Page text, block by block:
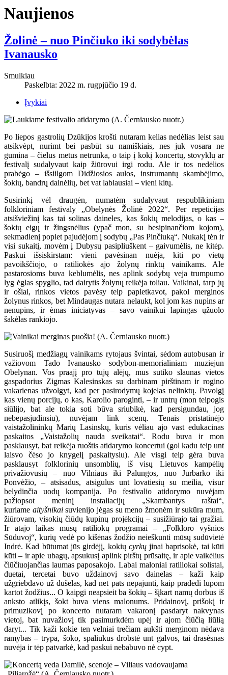
Naujienos
Žolinė – nuo Pinčiuko iki sodybėlas
Ivanausko
Smulkiau
Paskelbta: 2022 m. rugpjūčio 19 d.
Įvykiai
Po liepos gastrolių Dzūkijos krošti nutaram kelias nedėlias leist sau
atsikvėpt, nurimt bei pasbūt su namiškiais, nes juk vosara ne
gumina – čielus metus netrunka, o taip į kokį koncertų, stovyklų ar
festivalį sudalyvaut kaip žiūrovui irgi rodu. Ale ir tos nedėlios
prabėgo – išsiilgom Didžiosios aulos, instrumantų skambėjimo,
šokių, bandrų dainėlių, bet vat labiausiai – vieni kitų.
Susirinkį vėl draugėn, numatėm sudalyvaut respublikiniam
folkloriniam festivaly „Obelynės Žolinė 2022“. Per repeticijas
atsišviežinį kas tai solinas daineles, kas šokių melodijas, o kas –
šokių eigų ir žingsnėlius (ypač mon, su besipinančiom kojom),
sekmadienį popiet pajudėjom į sodybų „Pas Pinčiuką“. Nukakį tėn ir
visi sukaitį, movėm į Dubysų pasipliuškent – gaivumėlis, ne kitėp.
Paskui išsiskirstam: vieni pavėsinan nuėja, kiti po vietų
pavoikščiojo, o ratiliokės ajo žolynų rinktų vainikams. Ale
pastarosioms buva keblumėlis, nes aplink sodybų veja trumpumo
lyg ėglas spyglio, tad dairytis žolynų reikėja toliau. Vaikinai, tarp jų
ir ošiai, rinkos vietos pavėsy teip papletkavot, pakol merginos
žolynus rinkos, bet Mindaugas nutara nelaukt, kol jom kas nupins ar
nenupins, ir ėmas iniciatyvas – savo vainikui lapingas ųžuolo
šakėlas rankiojo.
Susiruošį medžiagų vainikams rytojaus švintai, sėdom autobusan ir
važiovom Tado Ivanausko sodybon-memorialiniam muziejun
Obelynan. Vos praajį pro tujų alėjų, mus sutiko slaunas vietos
gaspadorius Zigmas Kalesinskas su darbinam pirštinam ir rogino
vakarienas užvolgyt, kad per pasirodymų kojelas nelinktų. Pavolgį
kas vienų porcijų, o kas, Karolio paroginti, – ir untrų (mon teipogis
siūlijo, bat ale tokia soti būva sriubikė, kad persigundau, jog
nebepasjudinsiu), nuvėjam link scenų. Tenais pristatinėjo
vaistažolininkų Marių Lasinskų, kuris vėliau ajo vast edukacinas
paskaitos „Vaistažolių nauda sveikatai“. Rodu buva ir mon
pasklausyt, bat reikėja ruoštis atidarymo koncertui (gol kadu teip unt
laisvo čėso jo knygelį paskaitysiu). Ale visgi teip gėra buva
pasklausyt folklorinių unsomblių, iš visų Lietuvos kampėlių
privažiovusių – nuo Vilniaus iki Palungos, nuo Jurbarko iki
Ponvėžio, – atsisadus, atsigulus unt lovatiesių su meilia, visur
belydinčia uodų kompanija. Po festivalio atidorymo nuvėjam
pažiopsot meninį instaliacijų „Skambantys raštai“,
kuriame aityšnikaisuvienijo jėgas su meno žmonėm ir sukūra mum,
žiūrovam, visokių čiūdų kupinų projėkcijų – susižiūrajo tai gražiai.
Ir atajo laikas mūsų ratiliokų programai – „Folkloro vyšnios
Sūduvoj“, kurių vedė po kišėnas žodžio neieškunti mūsų sudūvietė
Indrė. Kad būtumat jūs girdėjį, kokių cyrkųjinai baprisokė, tai kūti
kūti – ir apie ubagų, apsukusį aplink pirštų prūsaitę, ir apie vaikėlius
čiūčiuojančias laumas paposakojo. Labai maloniai ratiliokai solistai,
duetai, tercetai buvo uždainovį savo dainelas – kaži kaip
užgriebdavo už dūšelas, kad net pats nepajunti, kaip pradedi lūpom
kartot žodžius... O kaipgi neapsieit ba šokių – šįkart namų dorbus iš
anksto atlikįs, šokt buva viens malonums. Pridainovį, prišokį ir
primuzikovį po koncerto nutaram vakaronį pasdaryt nakvynas
vietoj, bat nuvažiovį tik pasimurkdėm upėj ir ajom čiūčią liūlią
daryt... Tik kaži kokie ten velniai trečiam aukšti merginom nėdava
ramybas – trypa, šoko, spaliukus drobstė unt galvos, tai drasėsnas
nuvėja ir tėp patvarkė, kad paskui nebabuvo nė cypt.